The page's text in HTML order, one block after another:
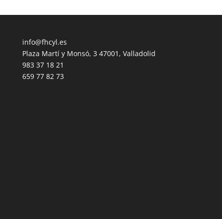
info@fhcyl.es
Plaza Martí y Monsó, 3 47001, Valladolid
983 37 18 21
659 77 82 73